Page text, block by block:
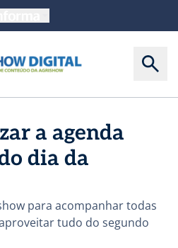
a agenda
dia da
para acompanhar todas
tudo do segundo